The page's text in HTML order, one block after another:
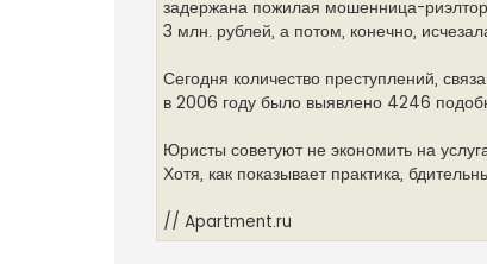
задержана пожилая мошенница-
3 млн. рублей, а потом, конечно,
Сегодня количество преступлений,
в 2006 году было выявлено 4246
Юристы советуют не экономить на
Хотя, как показывает практика,
// Apartment.ru